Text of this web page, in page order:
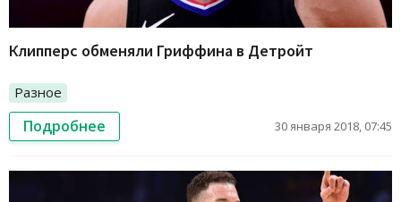
Клипперс обменяли Гриффина в Детройт
Разное
Подробнее 30 января 2018, 07:45